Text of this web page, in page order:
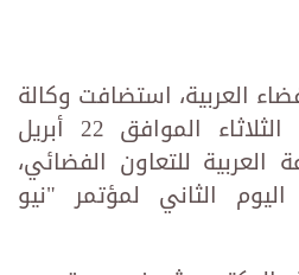
العربية، استضافت وكالة
الفضاء المصرية، يوم الثلاثاء الموافق 22 أبريل
العربية للتعاون الفضائي،
الثاني لمؤتمر "نيو